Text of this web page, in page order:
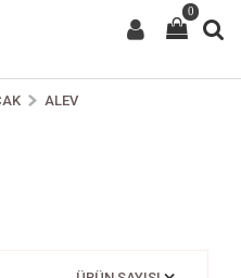
0
ALEV